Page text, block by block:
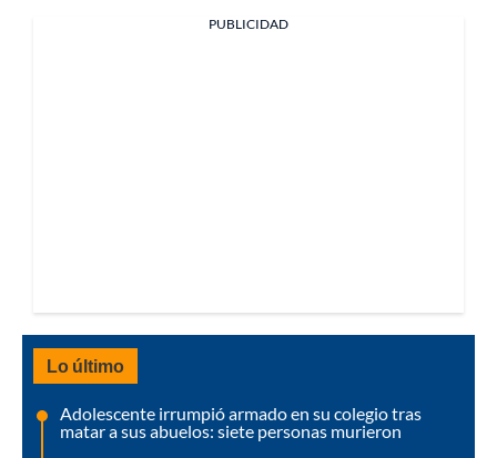
PUBLICIDAD
Lo último
Adolescente irrumpió armado en su colegio tras
matar a sus abuelos: siete personas murieron